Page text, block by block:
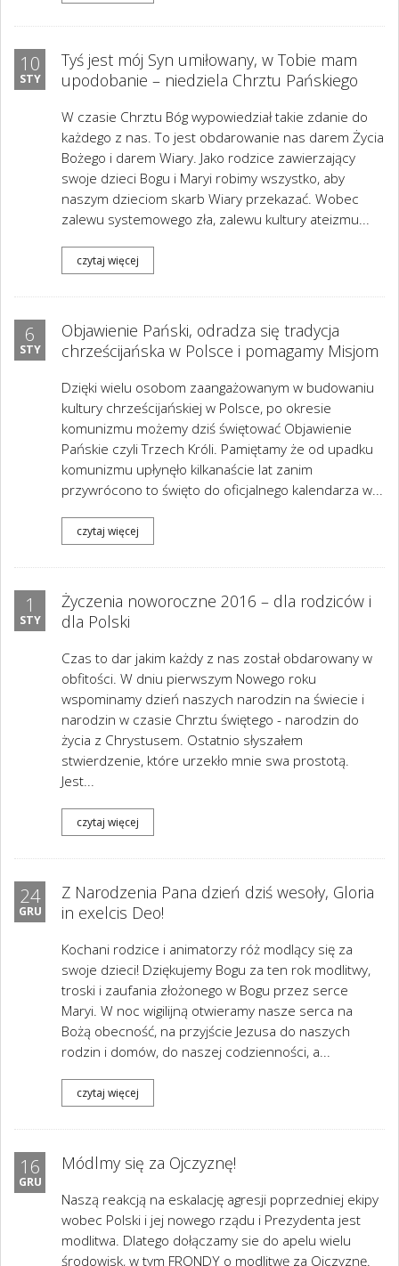
10
STY
Tyś jest mój Syn umiłowany, w Tobie mam
upodobanie – niedziela Chrztu Pańskiego
W czasie Chrztu Bóg wypowiedział takie zdanie do
każdego z nas. To jest obdarowanie nas darem Życia
Bożego i darem Wiary. Jako rodzice zawierzający
swoje dzieci Bogu i Maryi robimy wszystko, aby
naszym dzieciom skarb Wiary przekazać. Wobec
zalewu systemowego zła, zalewu kultury ateizmu...
czytaj więcej
6
STY
Objawienie Pański, odradza się tradycja
chrześcijańska w Polsce i pomagamy Misjom
Dzięki wielu osobom zaangażowanym w budowaniu
kultury chrześcijańskiej w Polsce, po okresie
komunizmu możemy dziś świętować Objawienie
Pańskie czyli Trzech Króli. Pamiętamy że od upadku
komunizmu upłynęło kilkanaście lat zanim
przywrócono to święto do oficjalnego kalendarza w...
czytaj więcej
1
STY
Życzenia noworoczne 2016 – dla rodziców i
dla Polski
Czas to dar jakim każdy z nas został obdarowany w
obfitości. W dniu pierwszym Nowego roku
wspominamy dzień naszych narodzin na świecie i
narodzin w czasie Chrztu świętego - narodzin do
życia z Chrystusem. Ostatnio słyszałem
stwierdzenie, które urzekło mnie swa prostotą.
Jest...
czytaj więcej
24
GRU
Z Narodzenia Pana dzień dziś wesoły, Gloria
in exelcis Deo!
Kochani rodzice i animatorzy róż modlący się za
swoje dzieci! Dziękujemy Bogu za ten rok modlitwy,
troski i zaufania złożonego w Bogu przez serce
Maryi. W noc wigilijną otwieramy nasze serca na
Bożą obecność, na przyjście Jezusa do naszych
rodzin i domów, do naszej codzienności, a...
czytaj więcej
16
GRU
Módlmy się za Ojczyznę!
Naszą reakcją na eskalację agresji poprzedniej ekipy
wobec Polski i jej nowego rządu i Prezydenta jest
modlitwa. Dlatego dołączamy sie do apelu wielu
środowisk, w tym FRONDY o modlitwę za Ojczyznę.